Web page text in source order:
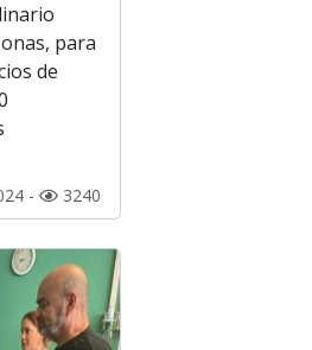
para
de
- 3240